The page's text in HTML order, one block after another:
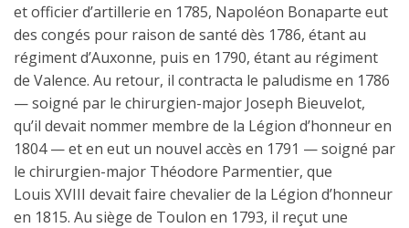
et officier d’artillerie en 1785, Napoléon Bonaparte eut
des congés pour raison de santé dès 1786, étant au
régiment d’Auxonne, puis en 1790, étant au régiment
de Valence. Au retour, il contracta le paludisme en 1786
— soigné par le chirurgien-major Joseph Bieuvelot,
qu’il devait nommer membre de la Légion d’honneur en
1804 — et en eut un nouvel accès en 1791 — soigné par
le chirurgien-major Théodore Parmentier, que
Louis XVIII devait faire chevalier de la Légion d’honneur
en 1815. Au siège de Toulon en 1793, il reçut une